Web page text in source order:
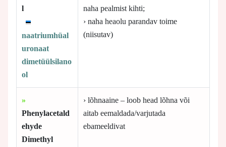
l
naatriumhüal
uronaat
dimetüülsilano
ol
naha pealmist kihti;
› naha heaolu parandav toime
(niisutav)
»
Phenylacetald
ehyde
Dimethyl
› lõhnaaine – loob head lõhna või
aitab eemaldada/varjutada
ebameeldivat